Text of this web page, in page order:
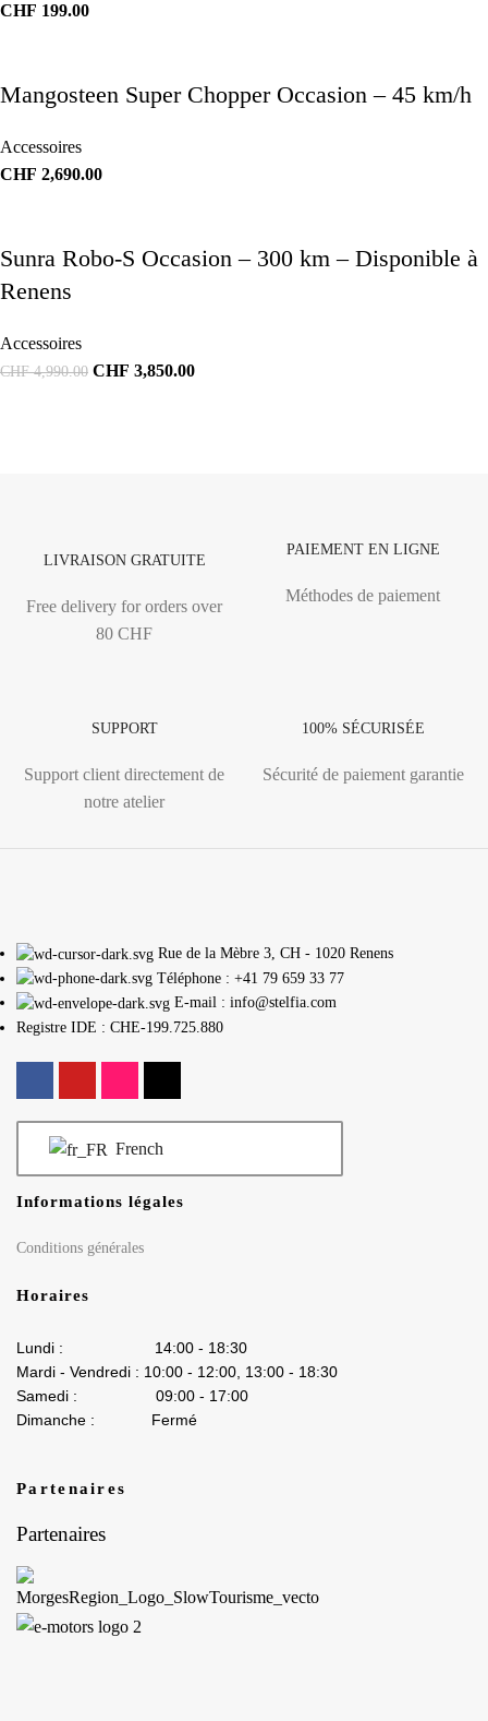
CHF 199.00
Mangosteen Super Chopper Occasion – 45 km/h
Accessoires
CHF 2,690.00
Sunra Robo-S Occasion – 300 km – Disponible à
Renens
Accessoires
CHF4,990.00 CHF 3,850.00
LIVRAISON GRATUITE
Free delivery for orders over
80 CHF
PAIEMENT EN LIGNE
Méthodes de paiement
SUPPORT
Support client directement de
notre atelier
100% SÉCURISÉE
Sécurité de paiement garantie
Rue de la Mèbre 3, CH - 1020 Renens
Téléphone : +41 79 659 33 77
E-mail : info@stelfia.com
Registre IDE : CHE-199.725.880
French
Informations légales
Conditions générales
Horaires
Lundi : 14:00 - 18:30
Mardi - Vendredi : 10:00 - 12:00, 13:00 - 18:30
Samedi : 09:00 - 17:00
Dimanche : Fermé
Partenaires
Partenaires